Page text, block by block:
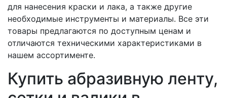
для нанесения краски и лака, а также другие
необходимые инструменты и материалы. Все эти
товары предлагаются по доступным ценам и
отличаются техническими характеристиками в
нашем ассортименте.
Купить абразивную ленту,